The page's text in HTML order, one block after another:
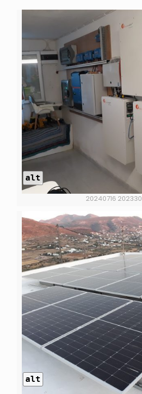
alt
20240716 202330
alt